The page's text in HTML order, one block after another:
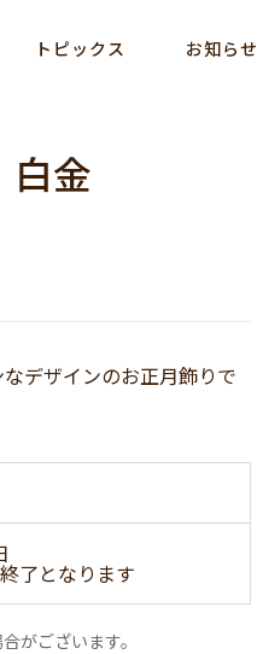
トピックス お知らせ
白金
デザインのお正月飾りで
了となります
がございます。